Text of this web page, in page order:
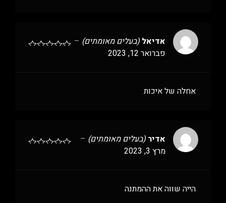
אדיאל (בעלים מאומתים) –
פברואר 12, 2023
אחלה של איכות
אדיר (בעלים מאומתים) –
מרץ 3, 2023
הייה שווה את ההמתנה